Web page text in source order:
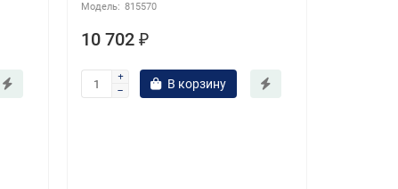
815570
10 702 ₽
В корзину